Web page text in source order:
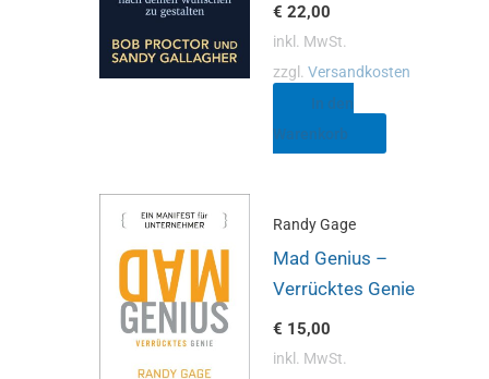
€ 22,00
inkl. MwSt.
zzgl. Versandkosten
In den
Warenkorb
Randy Gage
Mad Genius –
Verrücktes Genie
€ 15,00
inkl. MwSt.